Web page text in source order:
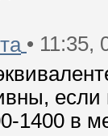
• 11:35,
1400 в